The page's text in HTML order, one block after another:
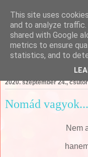
Csajági
2020. szeptember 24.,
Nomád vagyok...
Nem
This site uses
and to analyze traffic.
shared with Google
metrics to ensure
statistics, and to